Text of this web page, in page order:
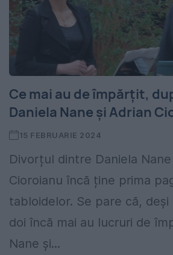
Ce mai au de împărțit,
Daniela Nane și Adrian
15 FEBRUARIE 2024
Divorțul dintre Daniela Nane
Cioroianu încă ține prima
tabloidelor. Se pare că,
doi încă mai au lucruri de
Nane și...